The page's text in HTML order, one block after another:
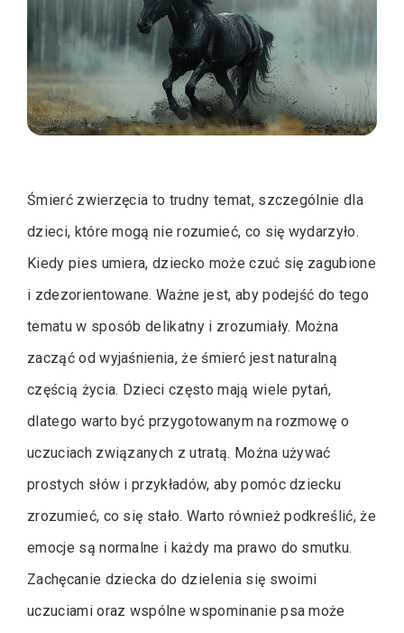
Śmierć zwierzęcia to trudny temat, szczególnie dla
dzieci, które mogą nie rozumieć, co się wydarzyło.
Kiedy pies umiera, dziecko może czuć się zagubione
i zdezorientowane. Ważne jest, aby podejść do tego
tematu w sposób delikatny i zrozumiały. Można
zacząć od wyjaśnienia, że śmierć jest naturalną
częścią życia. Dzieci często mają wiele pytań,
dlatego warto być przygotowanym na rozmowę o
uczuciach związanych z utratą. Można używać
prostych słów i przykładów, aby pomóc dziecku
zrozumieć, co się stało. Warto również podkreślić, że
emocje są normalne i każdy ma prawo do smutku.
Zachęcanie dziecka do dzielenia się swoimi
uczuciami oraz wspólne wspominanie psa może